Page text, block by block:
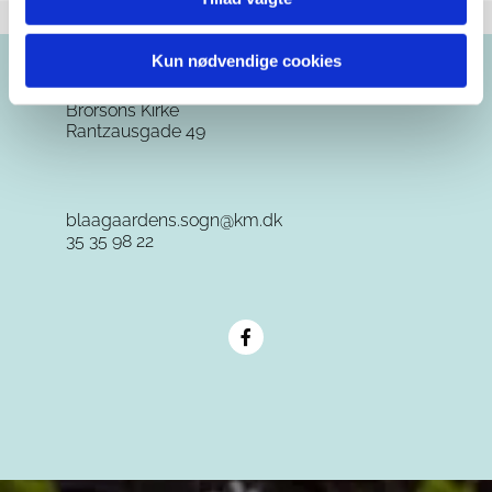
Kun nødvendige cookies
Brorsons Kirke
Rantzausgade 49
blaagaardens.sogn@km.dk
35 35 98 22